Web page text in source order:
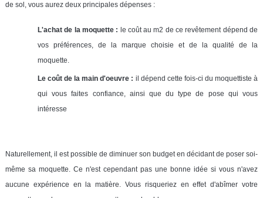
de sol, vous aurez deux principales dépenses :
L'achat de la moquette : le coût au m2 de ce revêtement dépend de
vos préférences, de la marque choisie et de la qualité de la
moquette.
Le coût de la main d'oeuvre : il dépend cette fois-ci du moquettiste à
qui vous faites confiance, ainsi que du type de pose qui vous
intéresse
Naturellement, il est possible de diminuer son budgeten décidant de poser soi-
même sa moquette. Ce n'est cependant pas une bonne idée si vous n'avez
aucune expérience en la matière. Vous risqueriez en effet d'abîmer votre